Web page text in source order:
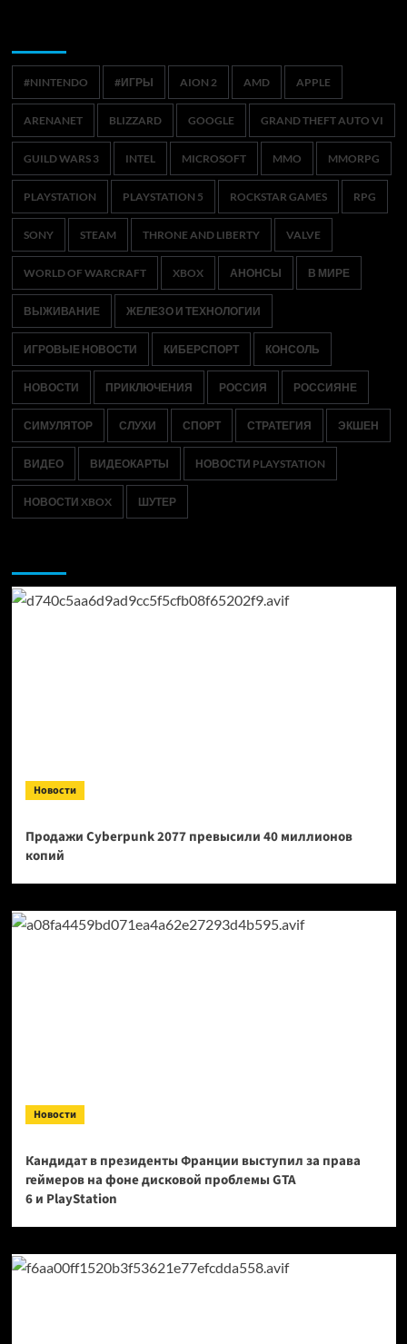
#NINTENDO #ИГРЫ AION 2 AMD APPLE
ARENANET BLIZZARD GOOGLE GRAND THEFT AUTO VI
GUILD WARS 3 INTEL MICROSOFT MMO MMORPG
PLAYSTATION PLAYSTATION 5 ROCKSTAR GAMES RPG
SONY STEAM THRONE AND LIBERTY VALVE
WORLD OF WARCRAFT XBOX АНОНСЫ В МИРЕ
ВЫЖИВАНИЕ ЖЕЛЕЗО И ТЕХНОЛОГИИ
ИГРОВЫЕ НОВОСТИ КИБЕРСПОРТ КОНСОЛЬ
НОВОСТИ ПРИКЛЮЧЕНИЯ РОССИЯ РОССИЯНЕ
СИМУЛЯТОР СЛУХИ СПОРТ СТРАТЕГИЯ ЭКШЕН
ВИДЕО ВИДЕОКАРТЫ НОВОСТИ PLAYSTATION
НОВОСТИ XBOX ШУТЕР
Новости
Продажи Cyberpunk 2077 превысили 40 миллионов
копий
Новости
Кандидат в президенты Франции выступил за права
геймеров на фоне дисковой проблемы GTA
6 и PlayStation